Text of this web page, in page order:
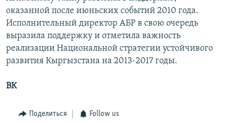
оказанной после июньских событий 2010 года.
Исполнительный директор АБР в свою очередь
выразила поддержку и отметила важность
реализации Национальной стратегии устойчивого
развития Кыргызстана на 2013-2017 годы.
ВК
Поделиться Follow us